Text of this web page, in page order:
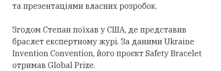
та презентаціями власних розробок.
Згодом Степан поїхав у США, де представив
браслет експертному журі. За даними Ukraine
Invention Convention, його проєкт Safety Bracelet
отримав Global Prize.